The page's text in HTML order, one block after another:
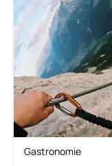
Gastronomie